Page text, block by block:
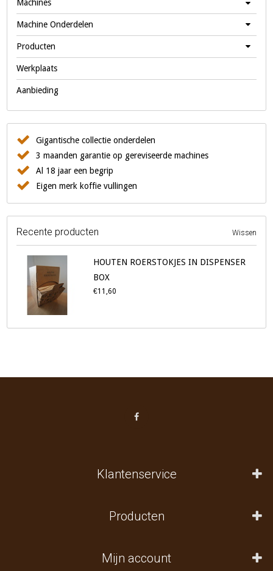
Machines
Machine Onderdelen
Producten
Werkplaats
Aanbieding
Gigantische collectie onderdelen
3 maanden garantie op gereviseerde machines
Al 18 jaar een begrip
Eigen merk koffie vullingen
Recente producten Wissen
HOUTEN ROERSTOKJES IN DISPENSER
BOX
€11,60
Klantenservice
Producten
Mijn account